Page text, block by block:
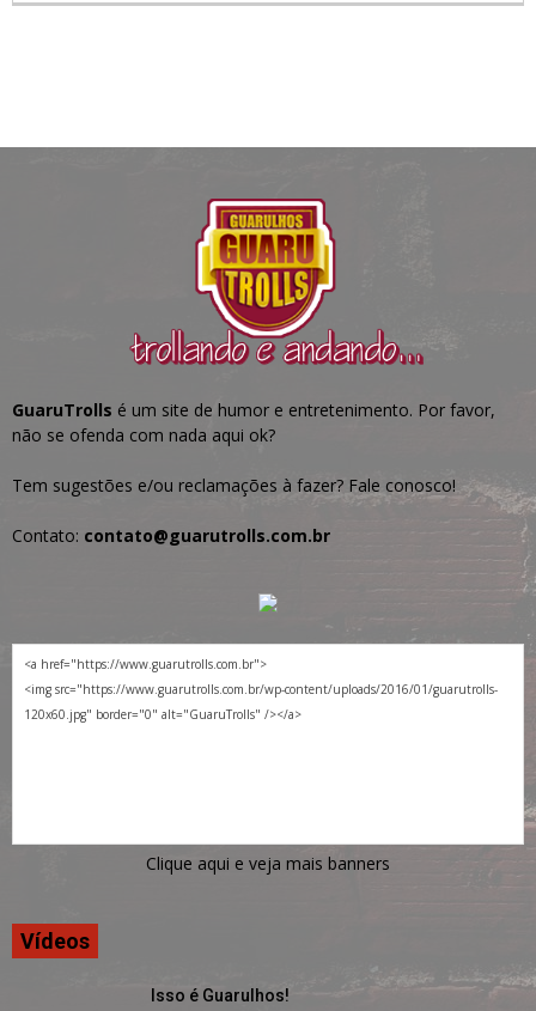
GuaruTrolls é um site de humor e entretenimento. Por favor,
não se ofenda com nada aqui ok?
Tem sugestões e/ou reclamações à fazer? Fale conosco!
Contato: contato@guarutrolls.com.br
Clique aqui e veja mais banners
Vídeos
Isso é Guarulhos!